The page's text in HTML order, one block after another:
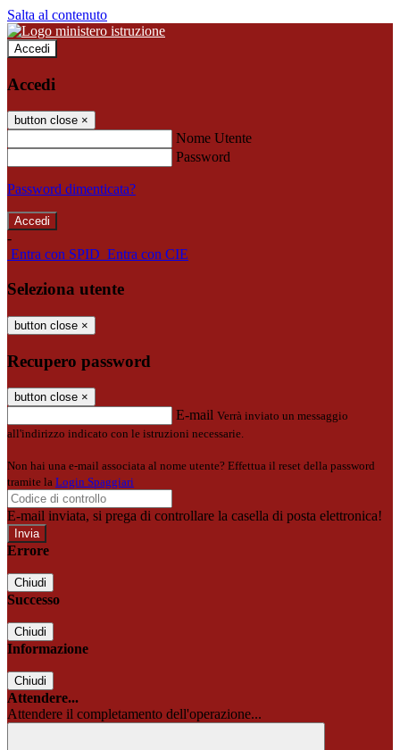
Salta al contenuto
Accedi
Accedi
button close ×
Nome Utente
Password
Password dimenticata?
-
Entra con SPID Entra con CIE
Seleziona utente
button close ×
Recupero password
button close ×
E-mail Verrà inviato un messaggio
all'indirizzo indicato con le istruzioni necessarie.
Non hai una e-mail associata al nome utente? Effettua il reset della password
tramite la Login Spaggiari
E-mail inviata, si prega di controllare la casella di posta elettronica!
Errore
Chiudi
Successo
Chiudi
Informazione
Chiudi
Attendere...
Attendere il completamento dell'operazione...